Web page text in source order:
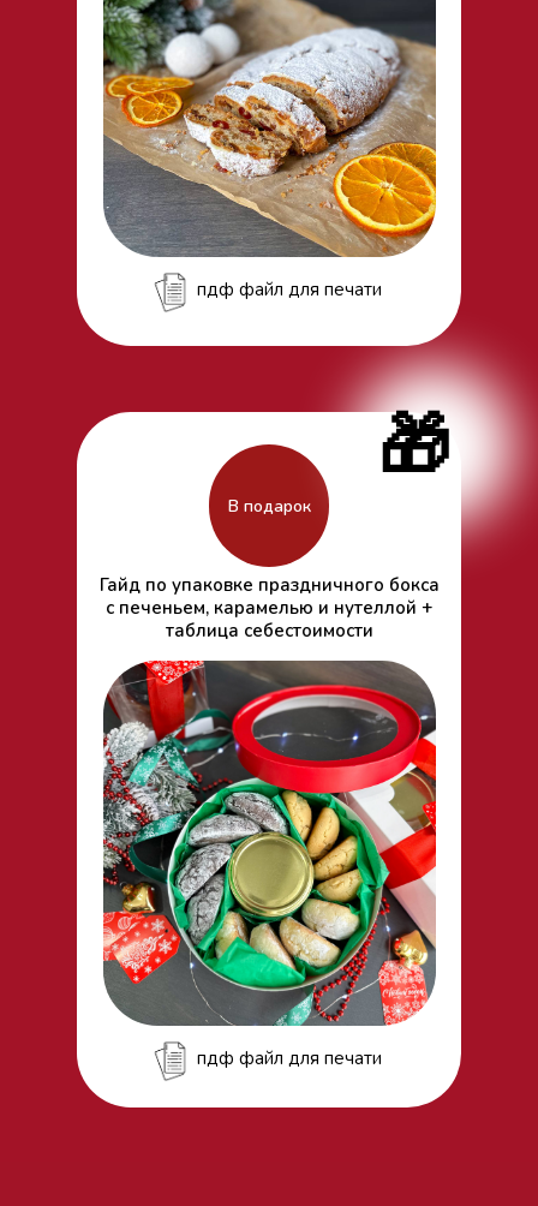
Гайд по упаковке праздничного бокса
с печеньем, карамелью и нутеллой +
таблица себестоимости
В подарок
🎁
пдф файл для печати
пдф файл для печати